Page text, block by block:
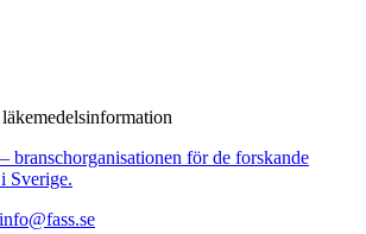
branschorganisationen för de forskande
Sverige.
info@fass.se